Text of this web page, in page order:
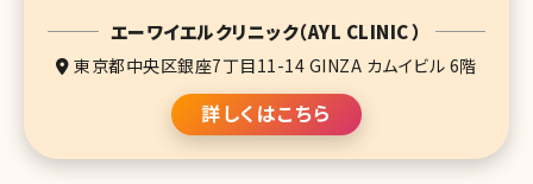
エーワイエルクリニック（AYL CLINIC ）
東京都中央区銀座7丁目11-14 GINZA カムイビル 6階
詳しくはこちら